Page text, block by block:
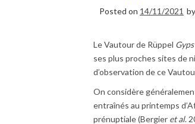
Posted on 14/11/2021 by
Le Vautour de Rüppel
ses plus proches sites de
d’observation de ce
On considère
entraînés au printemps
prénuptiale (Bergier et al.